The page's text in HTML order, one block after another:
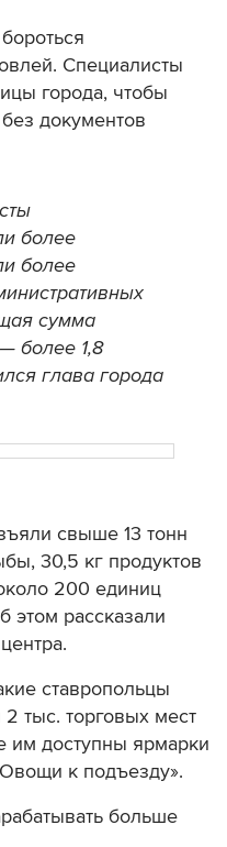
Специалисты
города, чтобы
документов
более
более
сумма
более 1,8
глава города
свыше 13 тонн
30,5 кг продуктов
200 единиц
рассказали
ставропольцы
2 тыс. торговых мест
им доступны ярмарки
к подъезду».
больше